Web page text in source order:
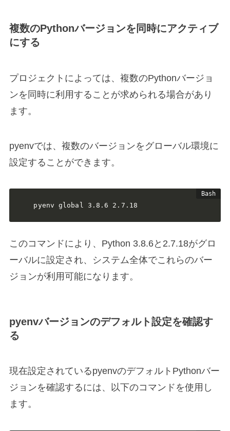
複数のPythonバージョンを同時にアクティブ
にする
プロジェクトによっては、複数のPythonバージョ
ンを同時に利用することが求められる場合があり
ます。
pyenvでは、複数のバージョンをグローバル環境に
設定することができます。
pyenv global 3.8.6 2.7.18
このコマンドにより、Python 3.8.6と2.7.18がグロ
ーバルに設定され、システム全体でこれらのバー
ジョンが利用可能になります。
pyenvバージョンのデフォルト設定を確認す
る
現在設定されているpyenvのデフォルトPythonバー
ジョンを確認するには、以下のコマンドを使用し
ます。